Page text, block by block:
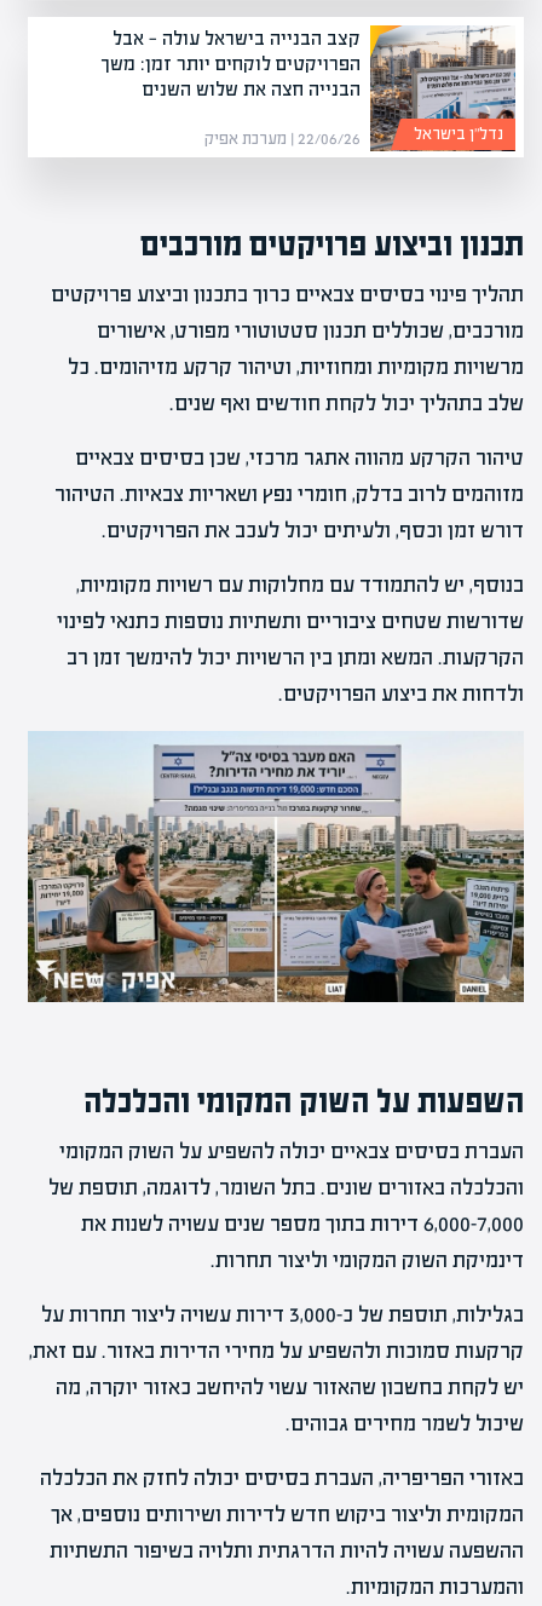
קצב הבנייה בישראל עולה — אבל
הפרויקטים לוקחים יותר זמן: משך
הבנייה חצה את שלוש השנים
22/06/26 | מערכת אפיק נדל”ן בישראל
תכנון וביצוע פרויקטים מורכבים
תהליך פינוי בסיסים צבאיים כרוך בתכנון וביצוע פרויקטים
מורכבים, שכוללים תכנון סטטוטורי מפורט, אישורים
מרשויות מקומיות ומחוזיות, וטיהור קרקע מזיהומים. כל
שלב בתהליך יכול לקחת חודשים ואף שנים.
טיהור הקרקע מהווה אתגר מרכזי, שכן בסיסים צבאיים
מזוהמים לרוב בדלק, חומרי נפץ ושאריות צבאיות. הטיהור
דורש זמן וכסף, ולעיתים יכול לעכב את הפרויקטים.
בנוסף, יש להתמודד עם מחלוקות עם רשויות מקומיות,
שדורשות שטחים ציבוריים ותשתיות נוספות כתנאי לפינוי
הקרקעות. המשא ומתן בין הרשויות יכול להימשך זמן רב
ולדחות את ביצוע הפרויקטים.
השפעות על השוק המקומי והכלכלה
העברת בסיסים צבאיים יכולה להשפיע על השוק המקומי
והכלכלה באזורים שונים. בתל השומר, לדוגמה, תוספת של
6,000-7,000 דירות בתוך מספר שנים עשויה לשנות את
דינמיקת השוק המקומי וליצור תחרות.
בגלילות, תוספת של כ-3,000 דירות עשויה ליצור תחרות על
קרקעות סמוכות ולהשפיע על מחירי הדירות באזור. עם זאת,
יש לקחת בחשבון שהאזור עשוי להיחשב כאזור יוקרה, מה
שיכול לשמר מחירים גבוהים.
באזורי הפריפריה, העברת בסיסים יכולה לחזק את הכלכלה
המקומית וליצור ביקוש חדש לדירות ושירותים נוספים, אך
ההשפעה עשויה להיות הדרגתית ותלויה בשיפור התשתיות
והמערכות המקומיות.